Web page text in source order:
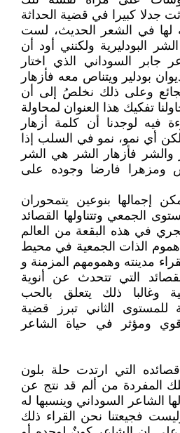
جدلا كبيرا في قضية الحداثة
لها في الشعر الحديث، لست
البودليرية ولكنني أود أن
جابر السوداني الذي اختار
بودلير ويتناص معه فأزهار
وعلى ذلك نخلصُ إلى أن
تفكيك هذا العنوان لمحاولة
فيه لوجدنا أن كلمة أزهار
أي نمو، نمو في السلب إذا
والشر فأزهار الشر هي الشر
ومزهرا فارضا وجوده على
إجمالها بنوعين يتمحوران
الجمعي وتتناولها القصائد
في هذه البقعة من العالم
الذات الجمعية في محيط
مدينته وهمومهم المزمنة و
التي تتحدث عن أنوية
وغالبا ذلك يتعلق بالحب
للمستوى الثاني تبرز قضية
ومؤثر في حياة الشاعر
التي ارتدت حلة بلون
المفردة من ألم قد نتج عن
الشاعر السوداني وينسبها له
فجيعتنا نحن القراء ذلك